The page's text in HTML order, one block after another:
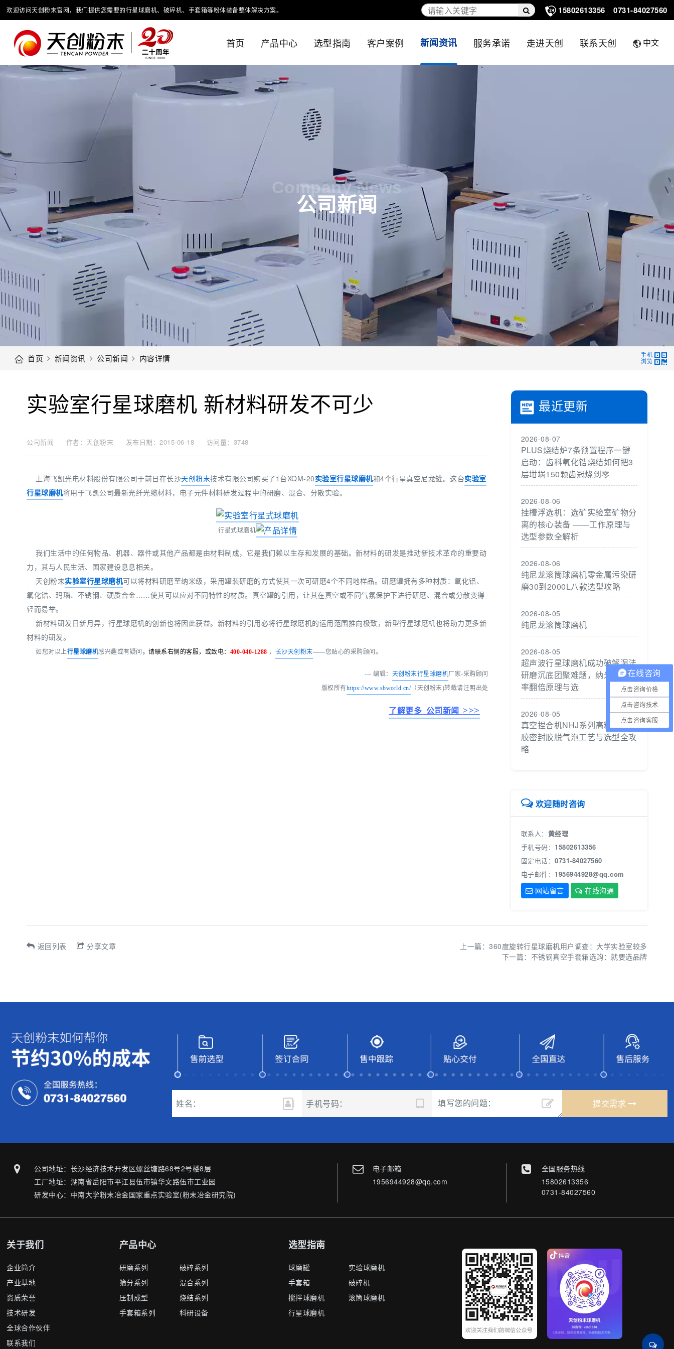
欢迎访问天创粉末官网，我们提供您需要的行星球磨机、破碎机、手套箱等粉体装备整体解决方案。 15802613356 0731-84027560
首页 产品中心 选型指南 客户案例 新闻资讯 服务承诺 走进天创 联系天创 中文
公司新闻
Company News
手机
浏览
首页 新闻资讯 公司新闻 内容详情
实验室行星球磨机 新材料研发不可少
公司新闻 作者：天创粉末 发布日期：2015-06-18 访问量： 3748
上海飞凯光电材料股份有限公司于前日在长沙天创粉末技术有限公司购买了1台XQM-20实验室行星球磨机和4个行星真空尼龙罐。这台实验室
行星球磨机将用于飞凯公司最新光纤光缆材料，电子元件材料研发过程中的研磨、混合、分散实验。
行星式球磨机
我们生活中的任何物品、机器、器件或其他产品都是由材料制成，它是我们赖以生存和发展的基础。新材料的研发是推动新技术革命的重要动
力，其与人民生活、国家建设息息相关。
天创粉末实验室行星球磨机可以将材料研磨至纳米级 ，采用罐装研磨的方式使其一次可研磨4个不同地样品。研磨罐拥有多种材质：氧化铝、
氧化锆、玛瑙、不锈钢、硬质合金……使其可以应对不同特性的材质。真空罐的引用，让其在真空或不同气氛保护下进行研磨、混合或分散变得
轻而易举。
新材料研发日新月异，行星球磨机的创新也将因此获益。新材料的引用必将行星球磨机的运用范围推向极致，新型行星球磨机也将助力更多新
材料的研发。
如您对以上行星球磨机感兴趣或有疑问 ，请联系右侧的客服，或致电： 400-040-1288 ， 长沙天创粉末——您贴心的采购顾问。
--- 编辑： 天创粉末行星球磨机厂家-采购顾问
版权所有https://www.sbworld.cn/（天创粉末)转载请注明出处
了解更多 公司新闻 >>>
最近更新
2026-08-07
PLUS烧结炉7条预置程序一键
启动：齿科氧化锆烧结如何把3
层坩埚150颗齿冠烧到零
2026-08-06
挂槽浮选机：选矿实验室矿物分
离的核心装备 ——工作原理与
选型参数全解析
2026-08-06
纯尼龙滚筒球磨机零金属污染研
磨30到2000L八款选型攻略
2026-08-05
纯尼龙滚筒球磨机
2026-08-05
超声波行星球磨机成功破解湿法
研磨沉底团聚难题，纳米制备效
率翻倍原理与选
2026-08-05
真空捏合机NHJ系列高粘度硅橡
胶密封胶脱气泡工艺与选型全攻
略
欢迎随时咨询
联系人： 黄经理
手机号码： 15802613356
固定电话：0731-84027560
电子邮件： 1956944928@qq.com
网站留言 在线沟通
返回列表 分享文章 上一篇：360度旋转行星球磨机用户调查：大学实验室较多
下一篇： 不锈钢真空手套箱选购：就要选品牌
提交需求
公司地址：长沙经济技术开发区螺丝塘路68号2号楼8层
工厂地址：湖南省岳阳市平江县伍市镇华文路伍市工业园
研发中心：中南大学粉末冶金国家重点实验室(粉末冶金研究院)
电子邮箱
1956944928@qq.com
全国服务热线
15802613356
0731-84027560
关于我们
企业简介
产业基地
资质荣誉
技术研发
全球合作伙伴
联系我们
产品中心
研磨系列
破碎系列
筛分系列
混合系列
压制成型
烧结系列
手套箱系列
科研设备
选型指南
球磨罐
实验球磨机
手套箱
破碎机
搅拌球磨机
滚筒球磨机
行星球磨机
在线咨询
点击咨询价格
点击咨询技术
点击咨询客服